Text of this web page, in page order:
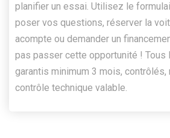
planifier un essai. Utilisez le
poser vos questions, réserver la
acompte ou demander un
pas passer cette opportunité !
garantis minimum 3 mois, contrôlés,
contrôle technique valable.